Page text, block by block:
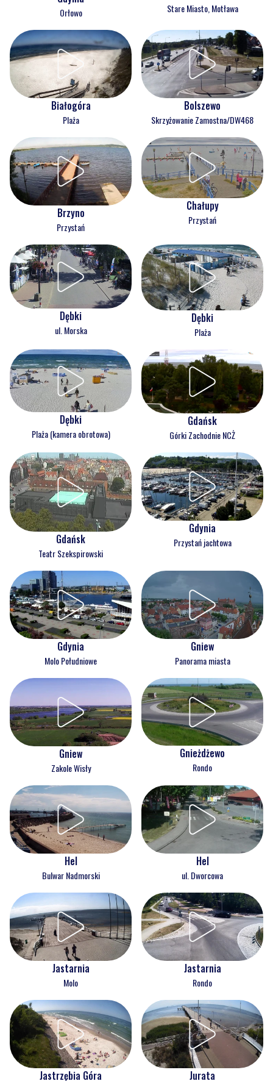
Orłowo Stare Miasto, Motława
Białogóra
Plaża
Bolszewo
Skrzyżowanie Zamostna/DW468
Brzyno
Przystań
Chałupy
Przystań
Dębki
ul. Morska
Dębki
Plaża
Dębki
Plaża (kamera obrotowa)
Gdańsk
Górki Zachodnie NCŻ
Gdańsk
Teatr Szekspirowski
Gdynia
Przystań jachtowa
Gdynia
Molo Południowe
Gniew
Panorama miasta
Gniew
Zakole Wisły
Gnieżdżewo
Rondo
Hel
Bulwar Nadmorski
Hel
ul. Dworcowa
Jastarnia
Molo
Jastarnia
Rondo
Jastrzębia Góra Jurata